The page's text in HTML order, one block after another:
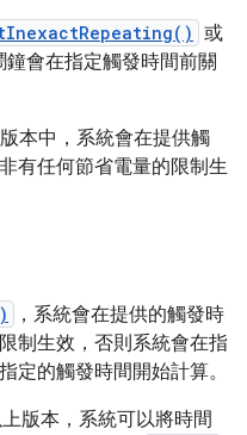
或
鐘會在指定觸發時間前關
本中，系統會在提供觸
有任何節省電量的限制生
，系統會在提供的觸發時
制生效，否則系統會在指
定的觸發時間開始計算。
版本，系統可以將時間